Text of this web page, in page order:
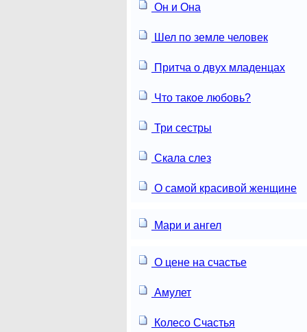
Он и Она
Шел по земле человек
Притча о двух младенцах
Что такое любовь?
Три сестры
Скала слез
О самой красивой женщине
Мари и ангел
О цене на счастье
Амулет
Колесо Счастья